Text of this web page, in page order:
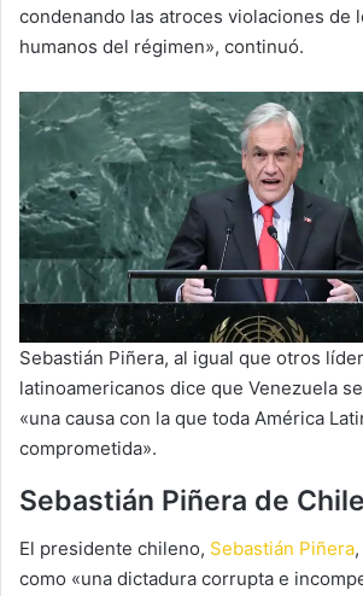
condenando las atroces violaciones de
humanos del régimen», continuó.
Sebastián Piñera, al igual que otros
latinoamericanos dice que Venezuela
«una causa con la que toda América
comprometida».
Sebastián Piñera de Chile
El presidente chileno, Sebastián Piñera
como «una dictadura corrupta e